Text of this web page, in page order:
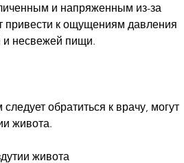
и напряженным из-за
привести к ощущениям давления
и несвежей пищи.
обратиться к врачу, могут
живота.
живота